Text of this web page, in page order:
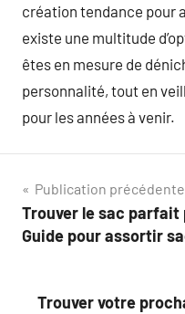
création tendance pour
existe une multitude
êtes en mesure de
personnalité, tout en
pour les années à venir.
Navigation
de
Publication précédente
Trouver le sac parfait
Guide pour assortir
Trouver votre